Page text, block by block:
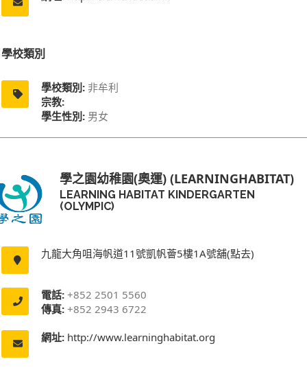
學校類別
學校類別: 非牟利
宗教:
學生性別: 男女
學之園幼稚園(奧運) (LEARNINGHABITAT)
LEARNING HABITAT KINDERGARTEN
(OLYMPIC)
九龍大角咀海帆道11號凱帆薈5樓1A號舖(點去)
電話: +852 2501 5560
傳真: +852 2943 6722
網址: http://www.learninghabitat.org